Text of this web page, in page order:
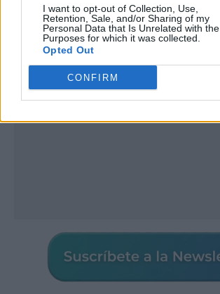
I want to opt-out of Collection, Use,
Retention, Sale, and/or Sharing of my
Personal Data that Is Unrelated with the
Purposes for which it was collected.
Opted Out
CONFIRM
Publicidad